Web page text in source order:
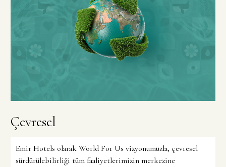
Çevresel
Emir Hotels olarak World For Us vizyonumuzla, çevresel
sürdürülebilirliği tüm faaliyetlerimizin merkezine